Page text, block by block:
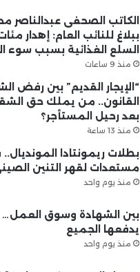
الكاتب الصحفى عبدالناصر
ببلاغ للنائب العام: إهدار
السلع الغذائية بسبب سوء
منذ 9 ساعات
“الإيجار القديم” بين رفض
القانون.. من يملك حق
بعد رحيل المستأجر؟
منذ 13 ساعة
بطلات ريمونتادا
مستعدات لقهر التنين
منذ يوم واحد
بين الشهادة وسوق العمل…
يدفعها الجميع
منذ يوم واحد